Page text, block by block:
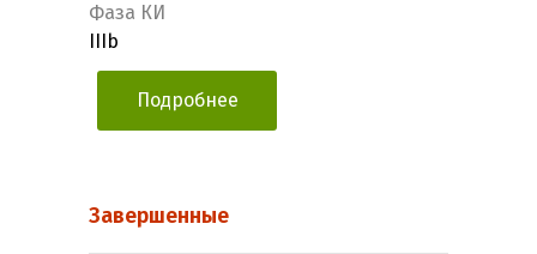
Фаза КИ
IIIb
Подробнее
Завершенные